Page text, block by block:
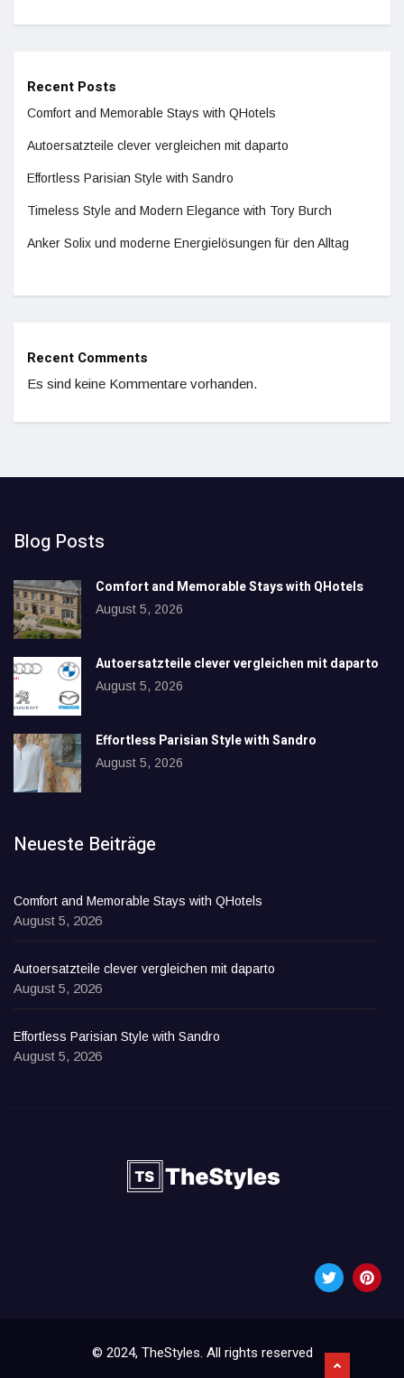
Recent Posts
Comfort and Memorable Stays with QHotels
Autoersatzteile clever vergleichen mit daparto
Effortless Parisian Style with Sandro
Timeless Style and Modern Elegance with Tory Burch
Anker Solix und moderne Energielösungen für den Alltag
Recent Comments
Es sind keine Kommentare vorhanden.
Blog Posts
Comfort and Memorable Stays with QHotels
August 5, 2026
Autoersatzteile clever vergleichen mit daparto
August 5, 2026
Effortless Parisian Style with Sandro
August 5, 2026
Neueste Beiträge
Comfort and Memorable Stays with QHotels
August 5, 2026
Autoersatzteile clever vergleichen mit daparto
August 5, 2026
Effortless Parisian Style with Sandro
August 5, 2026
© 2024, TheStyles. All rights reserved